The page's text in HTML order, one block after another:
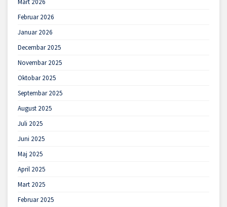
Februar 2026
Januar 2026
Decembar 2025
Novembar 2025
Oktobar 2025
Septembar 2025
August 2025
Juli 2025
Juni 2025
Maj 2025
April 2025
Mart 2025
Februar 2025